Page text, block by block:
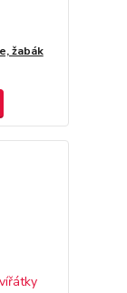
žabák